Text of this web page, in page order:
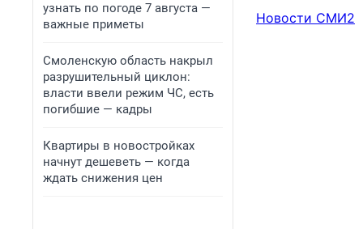
узнать по погоде 7 августа —
важные приметы
Смоленскую область накрыл
разрушительный циклон:
власти ввели режим ЧС, есть
погибшие — кадры
Квартиры в новостройках
начнут дешеветь — когда
ждать снижения цен
Новости СМИ2